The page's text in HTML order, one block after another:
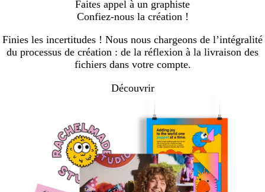
Faites appel à un graphiste
Confiez-nous la création !
Finies les incertitudes ! Nous nous chargeons de l’intégralité
du processus de création : de la réflexion à la livraison des
fichiers dans votre compte.
Découvrir